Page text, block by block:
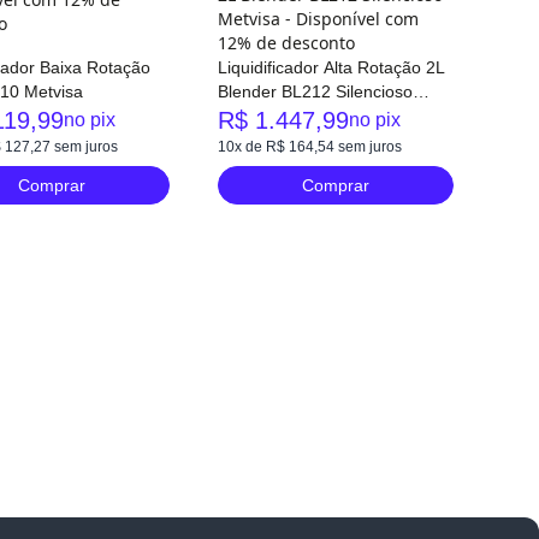
Baixa Rotação
Metvisa
no pix
127,27 sem juros
Comprar
Liquidificador Alta Rotação 2L
Blender BL212 Silencioso
Metvisa
R$ 1.447,99no pix
10x de R$ 164,54 sem juros
Comprar